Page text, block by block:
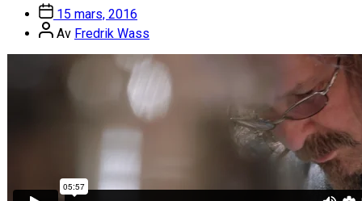
Inläggsdatum
15 mars, 2016
Inläggsförfattare
Av Fredrik Wass